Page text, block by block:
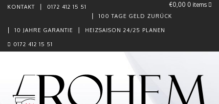
€0,00 0 items
KONTAKT
0172 412 15 51
100 TAGE GELD ZURÜCK
10 JAHRE GARANTIE HEIZSAISON 24/25 PLANEN
0172 412 15 51